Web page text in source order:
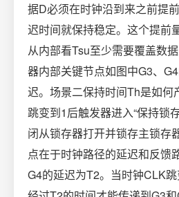
据D必须在时钟沿到来之前提
迟时间就保持稳定。这个提前
从内部看Tsu至少需要覆盖数
器内部关键节点如图中G3、
迟。场景二保持时间Th是如何
跳变到1后触发器进入“保持锁
闭从锁存器打开并锁存主锁存
点在于时钟路径的延迟和反馈
G4的延迟为T2。当时钟CLK跳